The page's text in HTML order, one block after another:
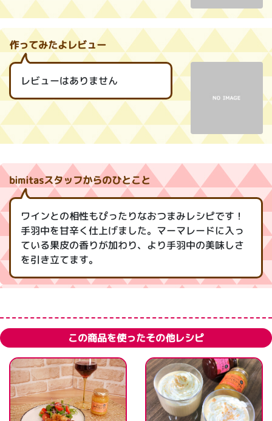
作ってみたよレビュー
レビューはありません
bimitasスタッフからのひとこと
ワインとの相性もぴったりなおつまみレシピです！
手羽中を甘辛く仕上げました。マーマレードに入っ
ている果皮の香りが加わり、より手羽中の美味しさ
を引き立てます。
この商品を使ったその他レシピ